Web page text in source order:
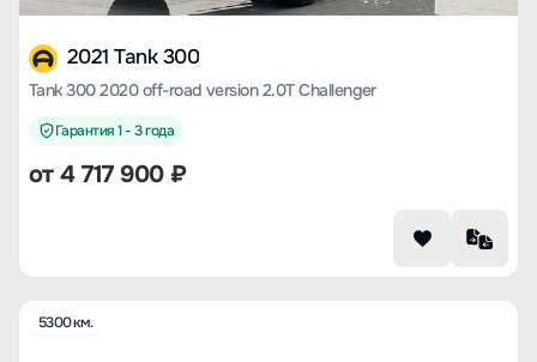
2021 Tank 300
Tank 300 2020 off-road version 2.0T Challenger
Гарантия 1 - 3 года
от4 717 900₽
5300 км.